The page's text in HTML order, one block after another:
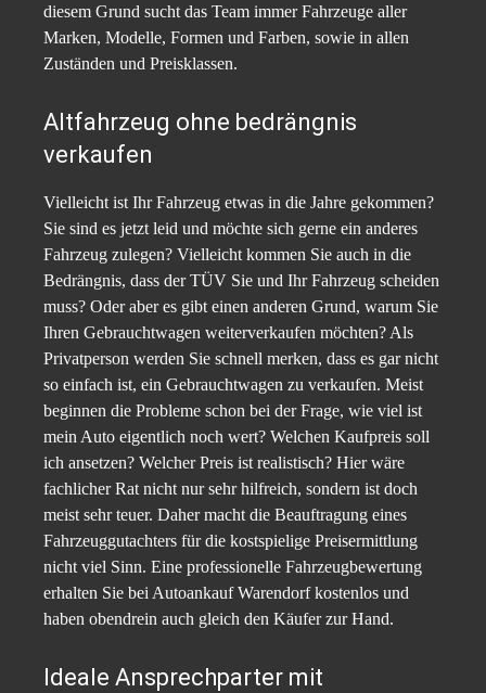
diesem Grund sucht das Team immer Fahrzeuge aller
Marken, Modelle, Formen und Farben, sowie in allen
Zuständen und Preisklassen.
Altfahrzeug ohne bedrängnis
verkaufen
Vielleicht ist Ihr Fahrzeug etwas in die Jahre gekommen?
Sie sind es jetzt leid und möchte sich gerne ein anderes
Fahrzeug zulegen? Vielleicht kommen Sie auch in die
Bedrängnis, dass der TÜV Sie und Ihr Fahrzeug scheiden
muss? Oder aber es gibt einen anderen Grund, warum Sie
Ihren Gebrauchtwagen weiterverkaufen möchten? Als
Privatperson werden Sie schnell merken, dass es gar nicht
so einfach ist, ein Gebrauchtwagen zu verkaufen. Meist
beginnen die Probleme schon bei der Frage, wie viel ist
mein Auto eigentlich noch wert? Welchen Kaufpreis soll
ich ansetzen? Welcher Preis ist realistisch? Hier wäre
fachlicher Rat nicht nur sehr hilfreich, sondern ist doch
meist sehr teuer. Daher macht die Beauftragung eines
Fahrzeuggutachters für die kostspielige Preisermittlung
nicht viel Sinn. Eine professionelle Fahrzeugbewertung
erhalten Sie bei Autoankauf Warendorf kostenlos und
haben obendrein auch gleich den Käufer zur Hand.
Ideale Ansprechparter mit